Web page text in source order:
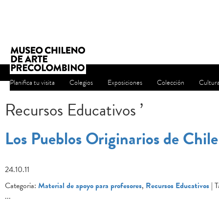
Planifica tu visita Colegios Exposiciones Colección
Recursos Educativos ’
Los Pueblos Originarios de
24.10.11
Categoria: Material de apoyo para profesores, Recursos Educativos |
...